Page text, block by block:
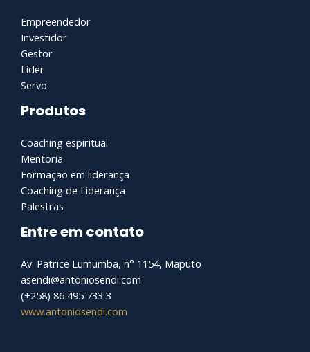
Empreendedor
Investidor
Gestor
Líder
Servo
Produtos
Coaching espiritual
Mentoria
Formação em liderança
Coaching de Liderança
Palestras
Entre em contato
Av. Patrice Lumumba, n° 1154, Maputo
asendi@antoniosendi.com​
(+258) 86 495 733 3
www.antoniosendi.com